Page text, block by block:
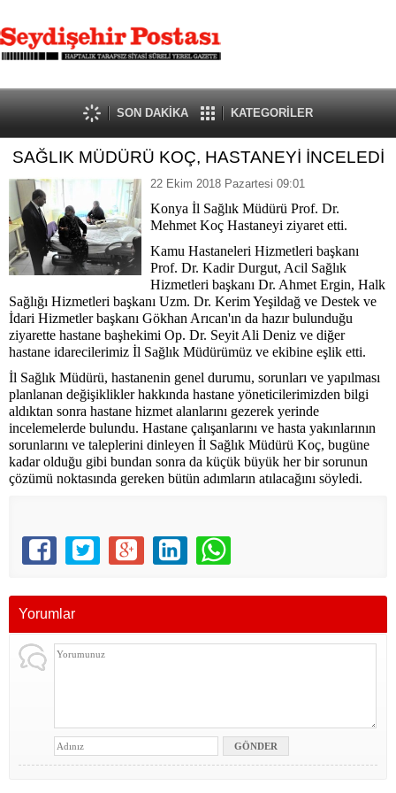
SON DAKİKA KATEGORİLER
SAĞLIK MÜDÜRÜ KOÇ, HASTANEYİ İNCELEDİ
22 Ekim 2018 Pazartesi 09:01
Konya İl Sağlık Müdürü Prof. Dr.
Mehmet Koç Hastaneyi ziyaret etti.
Kamu Hastaneleri Hizmetleri başkanı
Prof. Dr. Kadir Durgut, Acil Sağlık
Hizmetleri başkanı Dr. Ahmet Ergin, Halk
Sağlığı Hizmetleri başkanı Uzm. Dr. Kerim Yeşildağ ve Destek ve
İdari Hizmetler başkanı Gökhan Arıcan'ın da hazır bulunduğu
ziyarette hastane başhekimi Op. Dr. Seyit Ali Deniz ve diğer
hastane idarecilerimiz İl Sağlık Müdürümüz ve ekibine eşlik etti.
İl Sağlık Müdürü, hastanenin genel durumu, sorunları ve yapılması
planlanan değişiklikler hakkında hastane yöneticilerimizden bilgi
aldıktan sonra hastane hizmet alanlarını gezerek yerinde
incelemelerde bulundu. Hastane çalışanlarını ve hasta yakınlarının
sorunlarını ve taleplerini dinleyen İl Sağlık Müdürü Koç, bugüne
kadar olduğu gibi bundan sonra da küçük büyük her bir sorunun
çözümü noktasında gereken bütün adımların atılacağını söyledi.
Yorumlar